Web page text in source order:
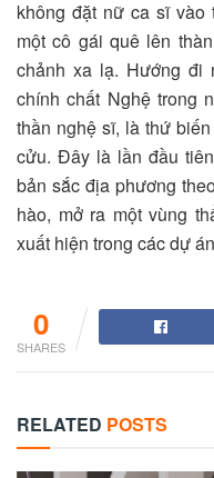
không đặt nữ ca sĩ vào
một cô gái quê lên
chảnh xa lạ. Hướng đi
chính chất Nghệ trong
thần nghệ sĩ, là thứ
cửu. Đây là lần đầu
bản sắc địa phương
hào, mở ra một vùng
xuất hiện trong các dự
0
SHARES
RELATED POSTS